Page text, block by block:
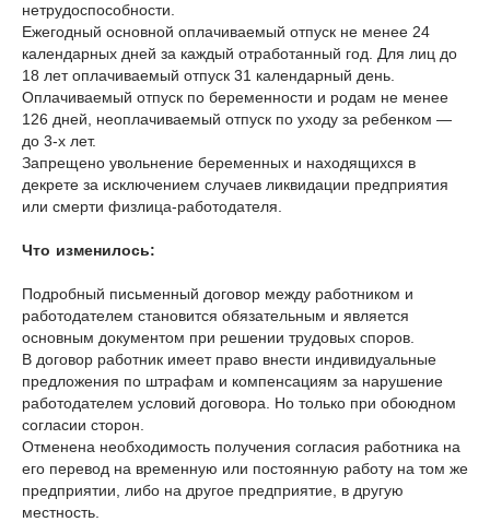
нетрудоспособности.
Ежегодный основной оплачиваемый отпуск не менее 24
календарных дней за каждый отработанный год. Для лиц до
18 лет оплачиваемый отпуск 31 календарный день.
Оплачиваемый отпуск по беременности и родам не менее
126 дней, неоплачиваемый отпуск по уходу за ребенком —
до 3-х лет.
Запрещено увольнение беременных и находящихся в
декрете за исключением случаев ликвидации предприятия
или смерти физлица-работодателя.
Что изменилось:
Подробный письменный договор между работником и
работодателем становится обязательным и является
основным документом при решении трудовых споров.
В договор работник имеет право внести индивидуальные
предложения по штрафам и компенсациям за нарушение
работодателем условий договора. Но только при обоюдном
согласии сторон.
Отменена необходимость получения согласия работника на
его перевод на временную или постоянную работу на том же
предприятии, либо на другое предприятие, в другую
местность.